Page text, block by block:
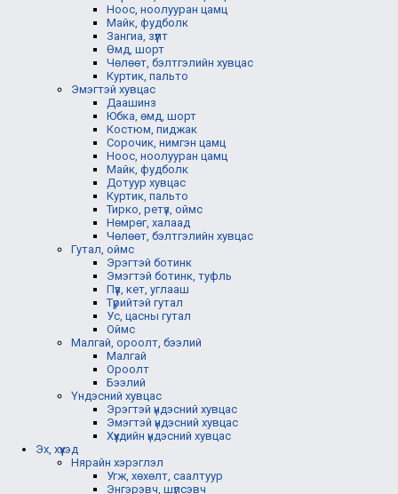
Ноос, ноолууран цамц
Майк, фудболк
Зангиа, зүүлт
Өмд, шорт
Чөлөөт, бэлтгэлийн хувцас
Куртик, пальто
Эмэгтэй хувцас
Даашинз
Юбка, өмд, шорт
Костюм, пиджак
Сорочик, нимгэн цамц
Ноос, ноолууран цамц
Майк, фудболк
Дотуур хувцас
Куртик, пальто
Тирко, ретүз, оймс
Нөмрөг, халаад
Чөлөөт, бэлтгэлийн хувцас
Гутал, оймс
Эрэгтэй ботинк
Эмэгтэй ботинк, туфль
Пүүз, кет, углааш
Түрийтэй гутал
Ус, цасны гутал
Оймс
Малгай, ороолт, бээлий
Малгай
Ороолт
Бээлий
Үндэсний хувцас
Эрэгтэй үндэсний хувцас
Эмэгтэй үндэсний хувцас
Хүүхдийн үндэсний хувцас
Эх, хүүхэд
Нярайн хэрэглэл
Угж, хөхөлт, саалтуур
Энгэрэвч, шүлсэвч